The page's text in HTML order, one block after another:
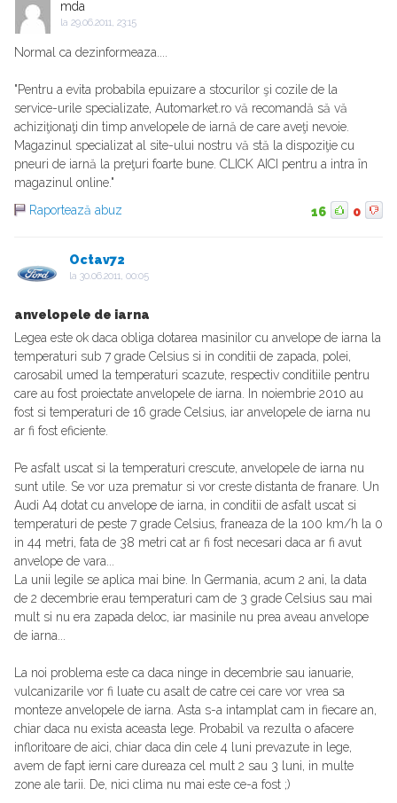
mda
la 29.06.2011, 23:15
Normal ca dezinformeaza....
"Pentru a evita probabila epuizare a stocurilor şi cozile de la
service-urile specializate, Automarket.ro vă recomandă să vă
achiziţionaţi din timp anvelopele de iarnă de care aveţi nevoie.
Magazinul specializat al site-ului nostru vă stă la dispoziţie cu
pneuri de iarnă la preţuri foarte bune. CLICK AICI pentru a intra în
magazinul online."
Raportează abuz
16 0
Octav72
la 30.06.2011, 00:05
anvelopele de iarna
Legea este ok daca obliga dotarea masinilor cu anvelope de iarna la
temperaturi sub 7 grade Celsius si in conditii de zapada, polei,
carosabil umed la temperaturi scazute, respectiv conditiile pentru
care au fost proiectate anvelopele de iarna. In noiembrie 2010 au
fost si temperaturi de 16 grade Celsius, iar anvelopele de iarna nu
ar fi fost eficiente.
Pe asfalt uscat si la temperaturi crescute, anvelopele de iarna nu
sunt utile. Se vor uza prematur si vor creste distanta de franare. Un
Audi A4 dotat cu anvelope de iarna, in conditii de asfalt uscat si
temperaturi de peste 7 grade Celsius, franeaza de la 100 km/h la 0
in 44 metri, fata de 38 metri cat ar fi fost necesari daca ar fi avut
anvelope de vara...
La unii legile se aplica mai bine. In Germania, acum 2 ani, la data
de 2 decembrie erau temperaturi cam de 3 grade Celsius sau mai
mult si nu era zapada deloc, iar masinile nu prea aveau anvelope
de iarna...
La noi problema este ca daca ninge in decembrie sau ianuarie,
vulcanizarile vor fi luate cu asalt de catre cei care vor vrea sa
monteze anvelopele de iarna. Asta s-a intamplat cam in fiecare an,
chiar daca nu exista aceasta lege. Probabil va rezulta o afacere
infloritoare de aici, chiar daca din cele 4 luni prevazute in lege,
avem de fapt ierni care dureaza cel mult 2 sau 3 luni, in multe
zone ale tarii. De, nici clima nu mai este ce-a fost ;)